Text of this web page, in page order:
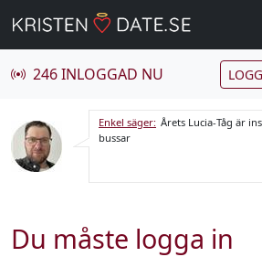
246 INLOGGAD NU
Enkel säger: Årets Lucia-Tåg är
bussar
Du måste logga in